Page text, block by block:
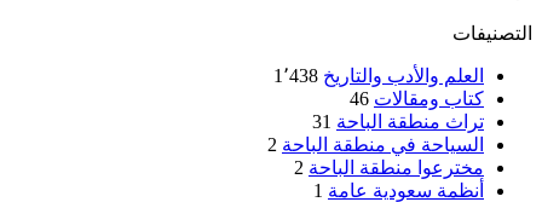
التصنيفات
العلم والأدب والتاريخ 1٬438
كتاب ومقالات 46
تراث منطقة الباحة 31
السياحة في منطقة الباحة 2
مخترعوا منطقة الباحة 2
أنظمة سعودية عامة 1